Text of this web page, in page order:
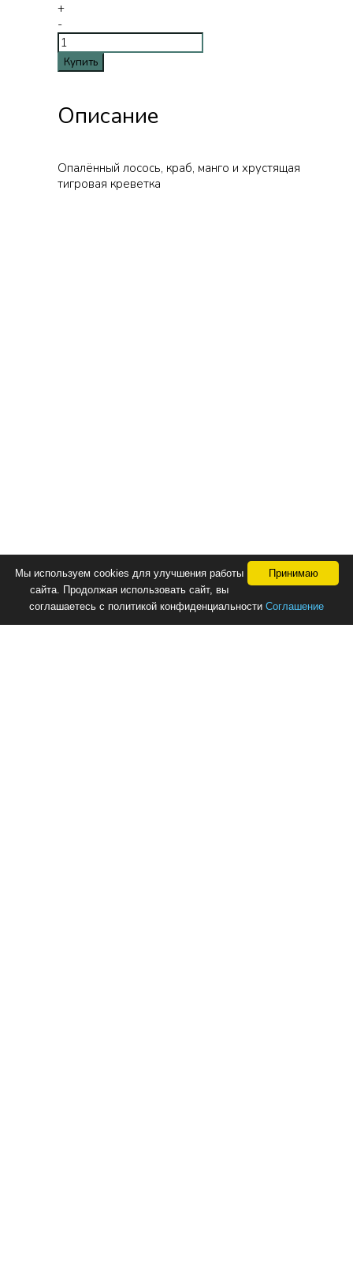
+
-
Купить
Описание
Опалённый лосось, краб, манго и хрустящая
тигровая креветка
Принимаю
Мы используем cookies для улучшения работы
сайта. Продолжая использовать сайт, вы
соглашаетесь с политикой конфиденциальности Соглашение